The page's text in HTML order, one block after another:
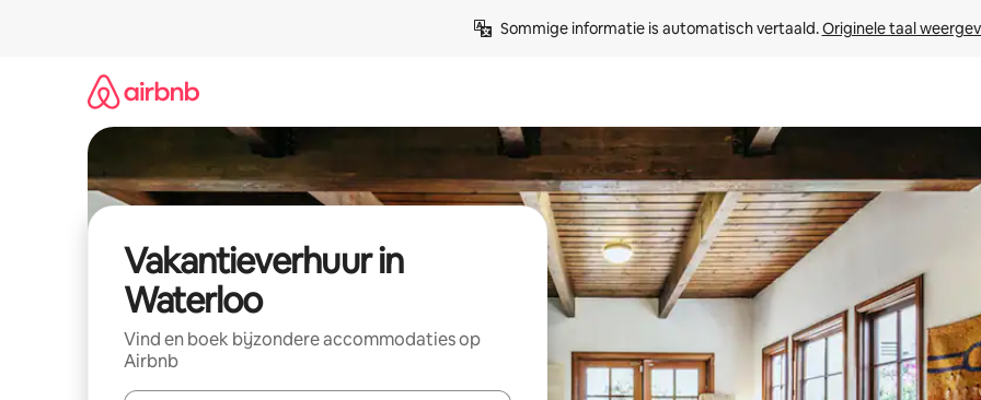
Sommige informatie is automatisch vertaald. Originele taal
Vakantieverhuur in
Waterloo
Vind en boek bijzondere accommodaties op
Airbnb